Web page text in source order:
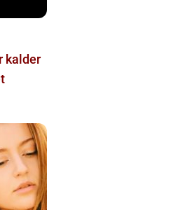
kalder